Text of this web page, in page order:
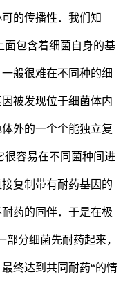
的传播性．我们知
面包含着细菌自身的基
般很难在不同种的细
被发现位于细菌体内
外的一个个能独立复
很容易在不同菌种间进
复制带有耐药基因的
药的同伴．于是在极
分细菌先耐药起来，
终达到共同耐药“的情